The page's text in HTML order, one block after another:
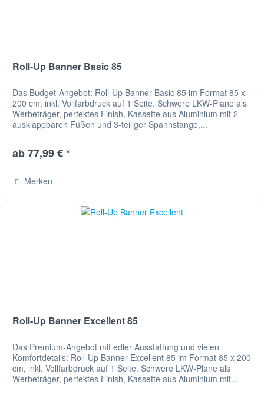
Roll-Up Banner Basic 85
Das Budget-Angebot: Roll-Up Banner Basic 85 im Format 85 x
200 cm, inkl. Vollfarbdruck auf 1 Seite. Schwere LKW-Plane als
Werbeträger, perfektes Finish, Kassette aus Aluminium mit 2
ausklappbaren Füßen und 3-teiliger Spannstange,...
ab 77,99 € *
Merken
Roll-Up Banner Excellent 85
Das Premium-Angebot mit edler Ausstattung und vielen
Komfortdetails: Roll-Up Banner Excellent 85 im Format 85 x 200
cm, inkl. Vollfarbdruck auf 1 Seite. Schwere LKW-Plane als
Werbeträger, perfektes Finish, Kassette aus Aluminium mit...